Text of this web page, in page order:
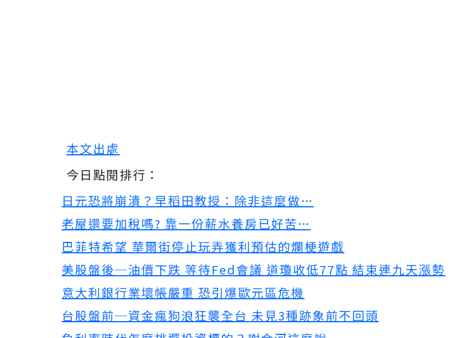
本文出處
今日點閱排行：
日元恐將崩潰？早稻田教授：除非這麼做…
老屋還要加稅嗎? 靠一份薪水養房已好苦…
巴菲特希望 華爾街停止玩弄獲利預估的爛梗遊戲
美股盤後─油價下跌 等待Fed會議 道瓊收低77點 結束連九天漲勢
意大利銀行業壞帳嚴重 恐引爆歐元區危機
台股盤前─資金瘋狗浪狂襲全台 未見3種跡象前不回頭